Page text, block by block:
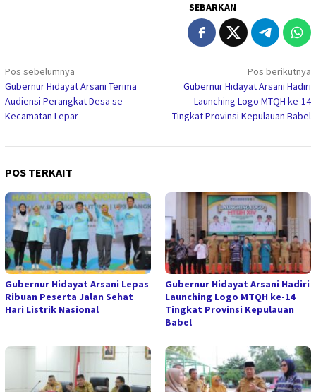
SEBARKAN
Navigasi
pos
Pos sebelumnya
Gubernur Hidayat Arsani Terima
Audiensi Perangkat Desa se-
Kecamatan Lepar
Pos berikutnya
Gubernur Hidayat Arsani Hadiri
Launching Logo MTQH ke-14
Tingkat Provinsi Kepulauan Babel
POS TERKAIT
Gubernur Hidayat Arsani Lepas
Ribuan Peserta Jalan Sehat
Hari Listrik Nasional
Gubernur Hidayat Arsani Hadiri
Launching Logo MTQH ke-14
Tingkat Provinsi Kepulauan
Babel